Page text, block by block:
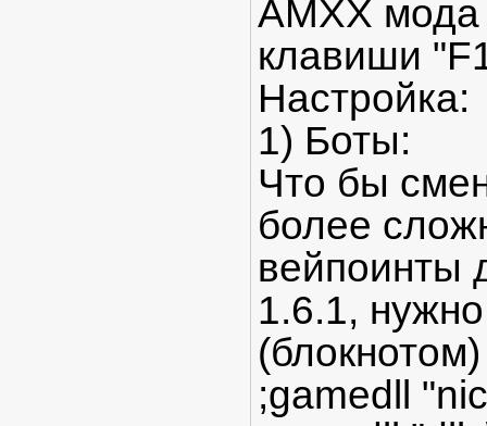
AMXX
клавиши
Настройка:
1) Боты:
Что бы
более
вейпоинты
1.6.1,
;gamedll